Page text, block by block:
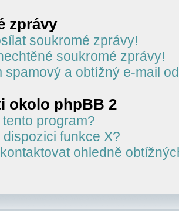
zprávy
soukromé zprávy!
soukromé zprávy!
spamový a obtížný e-mail
okolo phpBB 2
program?
funkce X?
ohledně